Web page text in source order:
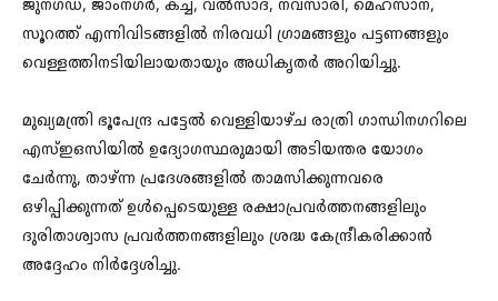
ജുനഗഡ്, ജാംനഗർ, കച്ച്, വൽസാദ്, നവസാരി, മെഹ്‌സാന,
സൂറത്ത് എന്നിവിടങ്ങളിൽ നിരവധി ഗ്രാമങ്ങളും പട്ടണങ്ങളും
വെള്ളത്തിനടിയിലായതായും അധികൃതർ അറിയിച്ചു.
മുഖ്യമന്ത്രി ഭൂപേന്ദ്ര പട്ടേൽ വെള്ളിയാഴ്‌ച രാത്രി ഗാന്ധിനഗറിലെ
എസ്‌ഇഒസിയിൽ ഉദ്യോഗസ്ഥരുമായി അടിയന്തര യോഗം
ചേർന്നു, താഴ്ന്ന പ്രദേശങ്ങളിൽ താമസിക്കുന്നവരെ
ഒഴിപ്പിക്കുന്നത് ഉൾപ്പെടെയുള്ള രക്ഷാപ്രവർത്തനങ്ങളിലും
ദുരിതാശ്വാസ പ്രവർത്തനങ്ങളിലും ശ്രദ്ധ കേന്ദ്രീകരിക്കാൻ
അദ്ദേഹം നിർദ്ദേശിച്ചു.